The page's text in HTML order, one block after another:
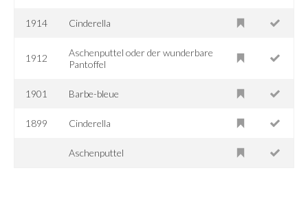
1914 Cinderella
1912
Aschenputtel oder der wunderbare
Pantoffel
1901 Barbe-bleue
1899 Cinderella
Aschenputtel